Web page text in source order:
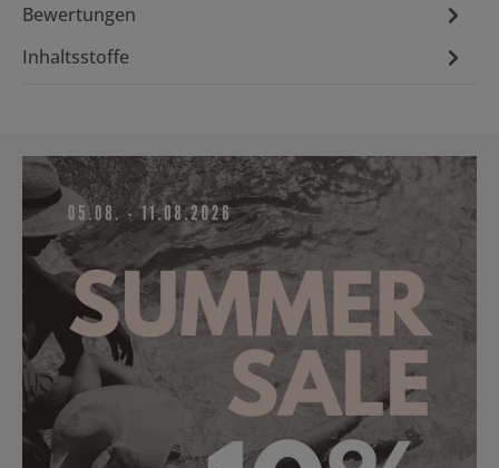
Bewertungen
Inhaltsstoffe